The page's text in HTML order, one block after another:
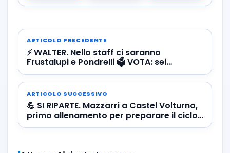
ARTICOLO PRECEDENTE
⚡️ WALTER. Nello staff ci saranno
Frustalupi e Pondrelli 🗳️ VOTA: sei
contento del ritorno di Mazzarri?
ARTICOLO SUCCESSIVO
💪 SI RIPARTE. Mazzarri a Castel Volturno,
primo allenamento per preparare il ciclo
di ferro